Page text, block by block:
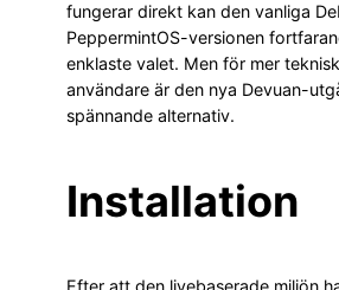
fungerar direkt kan den vanliga
PeppermintOS-versionen
enklaste valet. Men för mer
användare är den nya Devuan-
spännande alternativ.
Installation
Efter att den livebaserade miljön